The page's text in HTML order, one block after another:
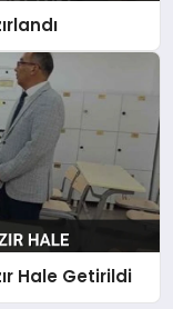
Hale Getirildi